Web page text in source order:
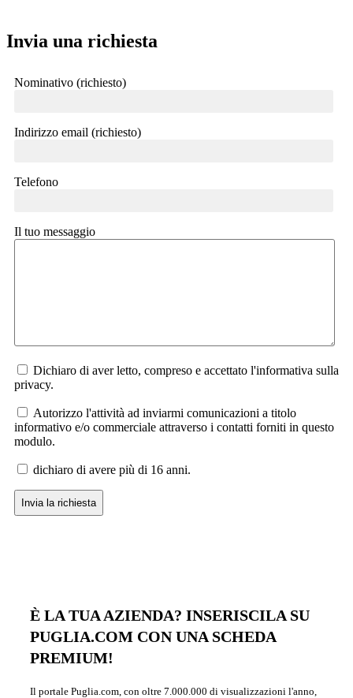
Invia una richiesta
Nominativo (richiesto)
Indirizzo email (richiesto)
Telefono
Il tuo messaggio
Dichiaro di aver letto, compreso e accettato l'informativa sulla
privacy.
Autorizzo l'attività ad inviarmi comunicazioni a titolo
informativo e/o commerciale attraverso i contatti forniti in questo
modulo.
dichiaro di avere più di 16 anni.
È LA TUA AZIENDA? INSERISCILA SU
PUGLIA.COM CON UNA SCHEDA
PREMIUM!
Il portale Puglia.com, con oltre 7.000.000 di visualizzazioni l'anno,